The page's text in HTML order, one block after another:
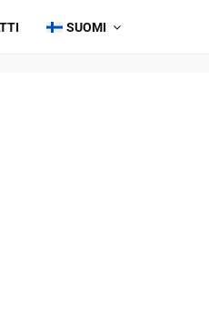
SUOMI